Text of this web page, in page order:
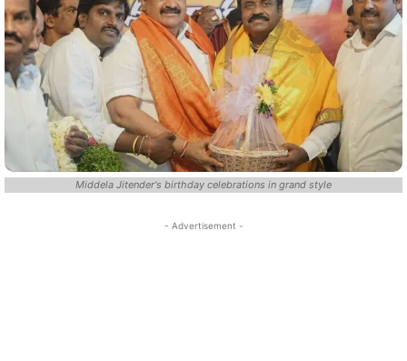
Middela Jitender's birthday celebrations in grand style
- Advertisement -